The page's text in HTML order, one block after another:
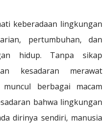
keberadaan lingkungan
pertumbuhan, dan
hidup. Tanpa sikap
kesadaran merawat
berbagai macam
bahwa lingkungan
dirinya sendiri, manusia